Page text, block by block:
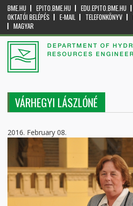
BME.HU EPITO.BME.HU EDU.EPITO.BME.HU
OKTATÓI BELÉPÉS
E-MAIL TELEFONKÖNYV
MAGYAR
DEPARTMENT OF
RESOURCES
VÁRHEGYI LÁSZLÓNÉ
2016. February 08.